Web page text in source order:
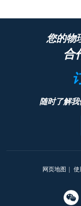
您的物
合
随时了解我
网页地图 使